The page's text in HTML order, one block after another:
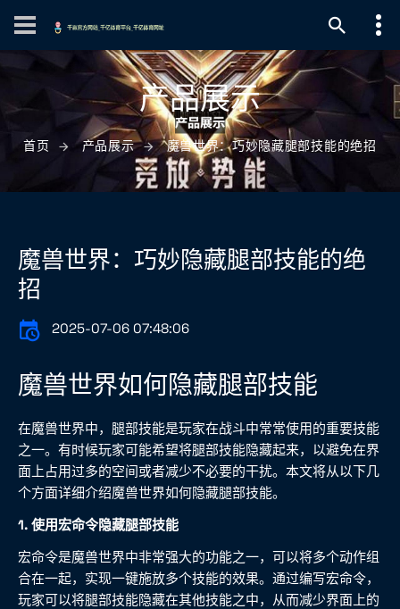
产品展示
首页 产品展示 魔兽世界：巧妙隐藏腿部技能的绝招
魔兽世界：巧妙隐藏腿部技能的绝
招
2025-07-06 07:48:06
魔兽世界如何隐藏腿部技能
在魔兽世界中，腿部技能是玩家在战斗中常常使用的重要技能
之一。有时候玩家可能希望将腿部技能隐藏起来，以避免在界
面上占用过多的空间或者减少不必要的干扰。本文将从以下几
个方面详细介绍魔兽世界如何隐藏腿部技能。
1. 使用宏命令隐藏腿部技能
宏命令是魔兽世界中非常强大的功能之一，可以将多个动作组
合在一起，实现一键施放多个技能的效果。通过编写宏命令，
玩家可以将腿部技能隐藏在其他技能之中，从而减少界面上的